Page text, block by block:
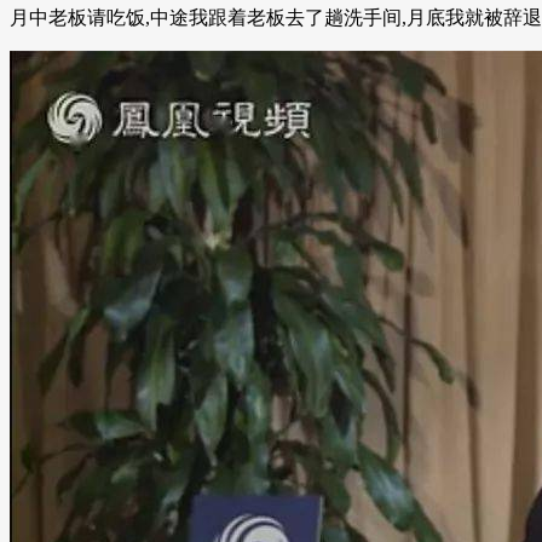
月中老板请吃饭,中途我跟着老板去了趟洗手间,月底我就被辞